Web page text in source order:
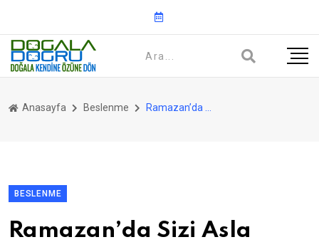
Anasayfa Beslenme
BESLENME
Ramazan’da Sizi Asla